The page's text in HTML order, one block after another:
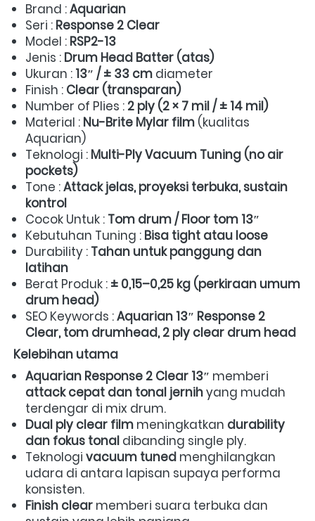
Brand : Aquarian
Seri : Response 2 Clear
Model : RSP2-13
Jenis : Drum Head Batter (atas)
Ukuran : 13″ / ± 33 cm diameter
Finish : Clear (transparan)
Number of Plies : 2 ply (2 × 7 mil / ± 14 mil)
Material : Nu-Brite Mylar film (kualitas
Aquarian)
Teknologi : Multi-Ply Vacuum Tuning (no air
pockets)
Tone : Attack jelas, proyeksi terbuka, sustain
kontrol
Cocok Untuk : Tom drum / Floor tom 13″
Kebutuhan Tuning : Bisa tight atau loose
Durability : Tahan untuk panggung dan
latihan
Berat Produk : ± 0,15–0,25 kg (perkiraan umum
drum head)
SEO Keywords : Aquarian 13″ Response 2
Clear, tom drumhead, 2 ply clear drum head
Kelebihan utama
Aquarian Response 2 Clear 13″
attack cepat dan tonal jernih yang mudah
terdengar di mix drum.
Dual ply clear film meningkatkan durability
dan fokus tonal dibanding single ply.
Teknologi vacuum tuned menghilangkan
udara di antara lapisan supaya performa
konsisten.
Finish clear memberi suara terbuka dan